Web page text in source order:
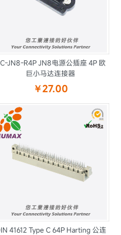
JN8-R4P JN8电源公插座 4P 欧
巨小马达连接器
￥27.00
41612 Type C 64P Harting 公连